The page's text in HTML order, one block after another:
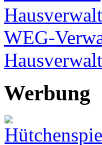
WEG-
Werbung